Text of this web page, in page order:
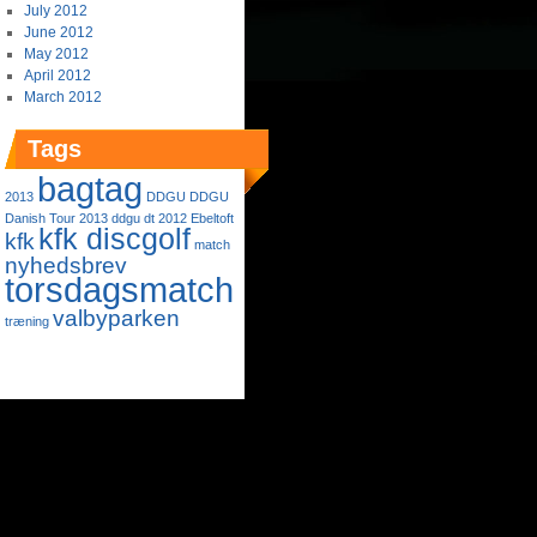
July 2012
June 2012
May 2012
April 2012
March 2012
Tags
2013 bagtag DDGU DDGU
Danish Tour 2013 ddgu dt 2012 Ebeltoft
kfk kfk discgolf match
nyhedsbrev
torsdagsmatch
træning valbyparken